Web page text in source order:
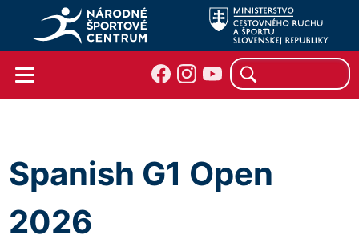
Spanish G1 Open
2026